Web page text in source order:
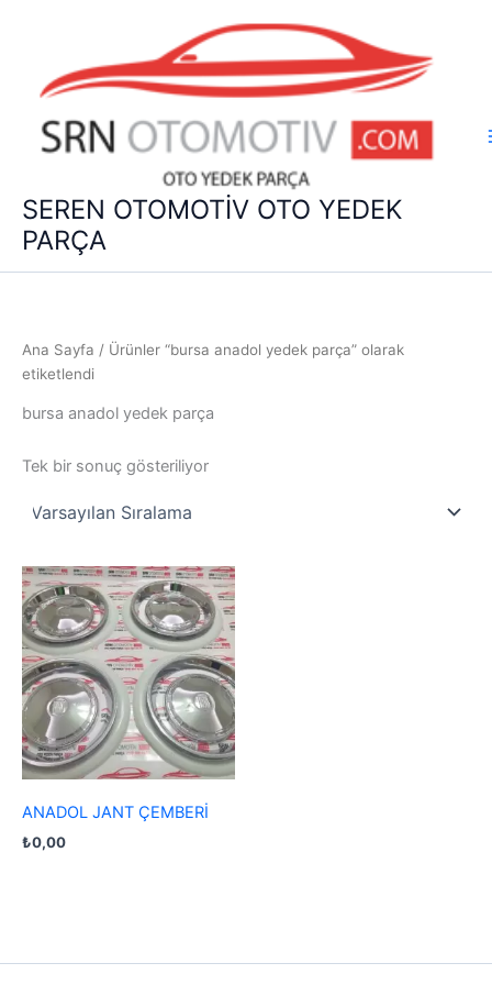
SEREN OTOMOTİV OTO YEDEK
PARÇA
Ana Sayfa / Ürünler “bursa anadol yedek parça” olarak
etiketlendi
bursa anadol yedek parça
Tek bir sonuç gösteriliyor
ANADOL JANT ÇEMBERİ
₺0,00